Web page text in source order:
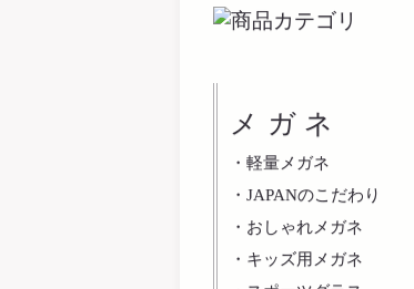
メガネ
・ 軽量メガネ
・ JAPANのこだわり
・ おしゃれメガネ
・ キッズ用メガネ